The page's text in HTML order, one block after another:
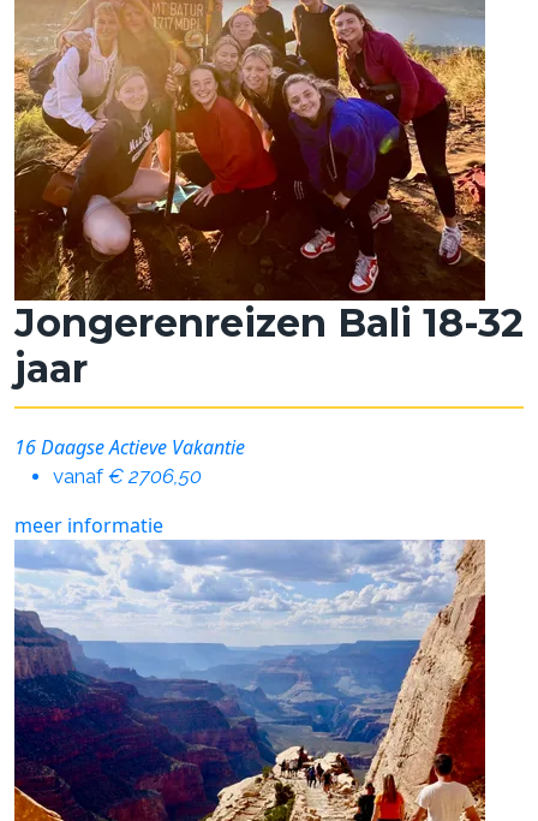
Jongerenreizen Bali 18-32
jaar
16 Daagse Actieve Vakantie
vanaf€ 2706,50
meer informatie